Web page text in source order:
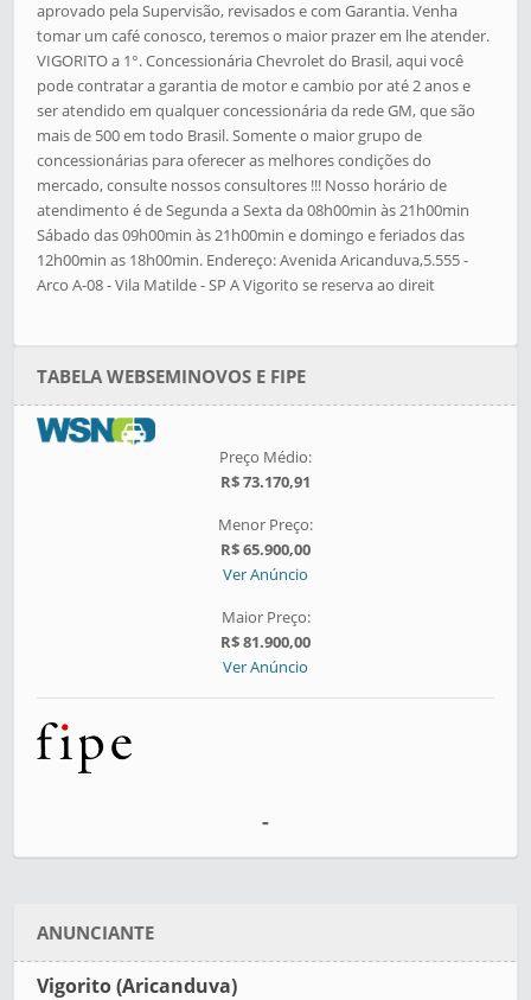
aprovado pela Supervisão, revisados e com Garantia. Venha
tomar um café conosco, teremos o maior prazer em lhe atender.
VIGORITO a 1°. Concessionária Chevrolet do Brasil, aqui você
pode contratar a garantia de motor e cambio por até 2 anos e
ser atendido em qualquer concessionária da rede GM, que são
mais de 500 em todo Brasil. Somente o maior grupo de
concessionárias para oferecer as melhores condições do
mercado, consulte nossos consultores !!! Nosso horário de
atendimento é de Segunda a Sexta da 08h00min às 21h00min
Sábado das 09h00min às 21h00min e domingo e feriados das
12h00min as 18h00min. Endereço: Avenida Aricanduva,5.555 -
Arco A-08 - Vila Matilde - SP A Vigorito se reserva ao direit
TABELA WEBSEMINOVOS E FIPE
Preço Médio:
R$ 73.170,91
Menor Preço:
R$ 65.900,00
Ver Anúncio
Maior Preço:
R$ 81.900,00
Ver Anúncio
-
ANUNCIANTE
Vigorito (Aricanduva)